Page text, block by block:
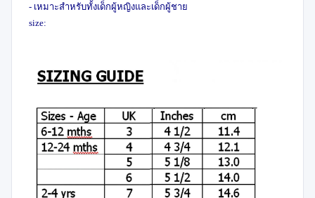
- เหมาะสำหรับทั้งเด็กผู้หญิงและเด็กผู้ชาย
size: